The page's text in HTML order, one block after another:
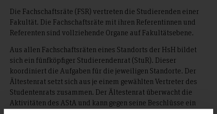
Die Fachschaftsräte (FSR) vertreten die Studierenden einer
Fakultät. Die Fachschaftsräte mit ihren Referentinnen und
Referenten sind vollziehende Organe auf Fakultätsebene.
Aus allen Fachschaftsräten eines Standorts der HsH bildet
sich ein fünfköpfiger Studierendenrat (StuR). Dieser
koordiniert die Aufgaben für die jeweiligen Standorte. Der
Ältestenrat setzt sich aus je einem gewählten Vertreter des
Studentenrats zusammen. Der Ältestenrat überwacht die
Aktivitäten des AStA und kann gegen seine Beschlüsse ein